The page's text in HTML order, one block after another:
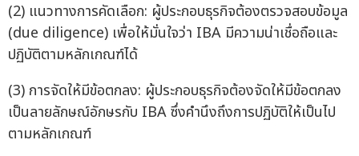
(2) แนวทางการคัดเลือก: ผู้ประกอบธุรกิจต้องตรวจสอบข้อมูล
(due diligence) เพื่อให้มั่นใจว่า IBA มีความน่าเชื่อถือและ
ปฏิบัติตามหลักเกณฑ์ได้
(3) การจัดให้มีข้อตกลง: ผู้ประกอบธุรกิจต้องจัดให้มีข้อตกลง
เป็นลายลักษณ์อักษรกับ IBA ซึ่งคำนึงถึงการปฏิบัติให้เป็นไป
ตามหลักเกณฑ์